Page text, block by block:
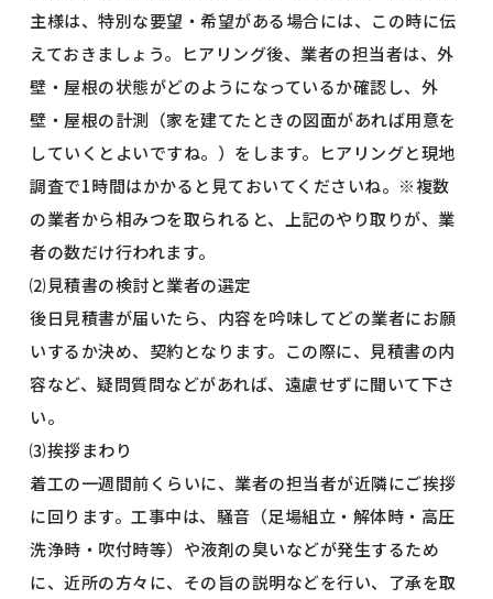
主様は、特別な要望・希望がある場合には、この時に伝
えておきましょう。ヒアリング後、業者の担当者は、外
壁・屋根の状態がどのようになっているか確認し、外
壁・屋根の計測（家を建てたときの図面があれば用意を
していくとよいですね。）をします。ヒアリングと現地
調査で1時間はかかると見ておいてくださいね。※複数
の業者から相みつを取られると、上記のやり取りが、業
者の数だけ行われます。
⑵見積書の検討と業者の選定
後日見積書が届いたら、内容を吟味してどの業者にお願
いするか決め、契約となります。この際に、見積書の内
容など、疑問質問などがあれば、遠慮せずに聞いて下さ
い。
⑶挨拶まわり
着工の一週間前くらいに、業者の担当者が近隣にご挨拶
に回ります。工事中は、騒音（足場組立・解体時・高圧
洗浄時・吹付時等）や液剤の臭いなどが発生するため
に、近所の方々に、その旨の説明などを行い、了承を取